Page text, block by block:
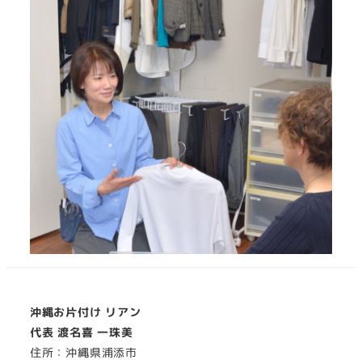
沖縄お片付け リアン
代表 渡名喜 一珠美
住所：沖縄県浦添市